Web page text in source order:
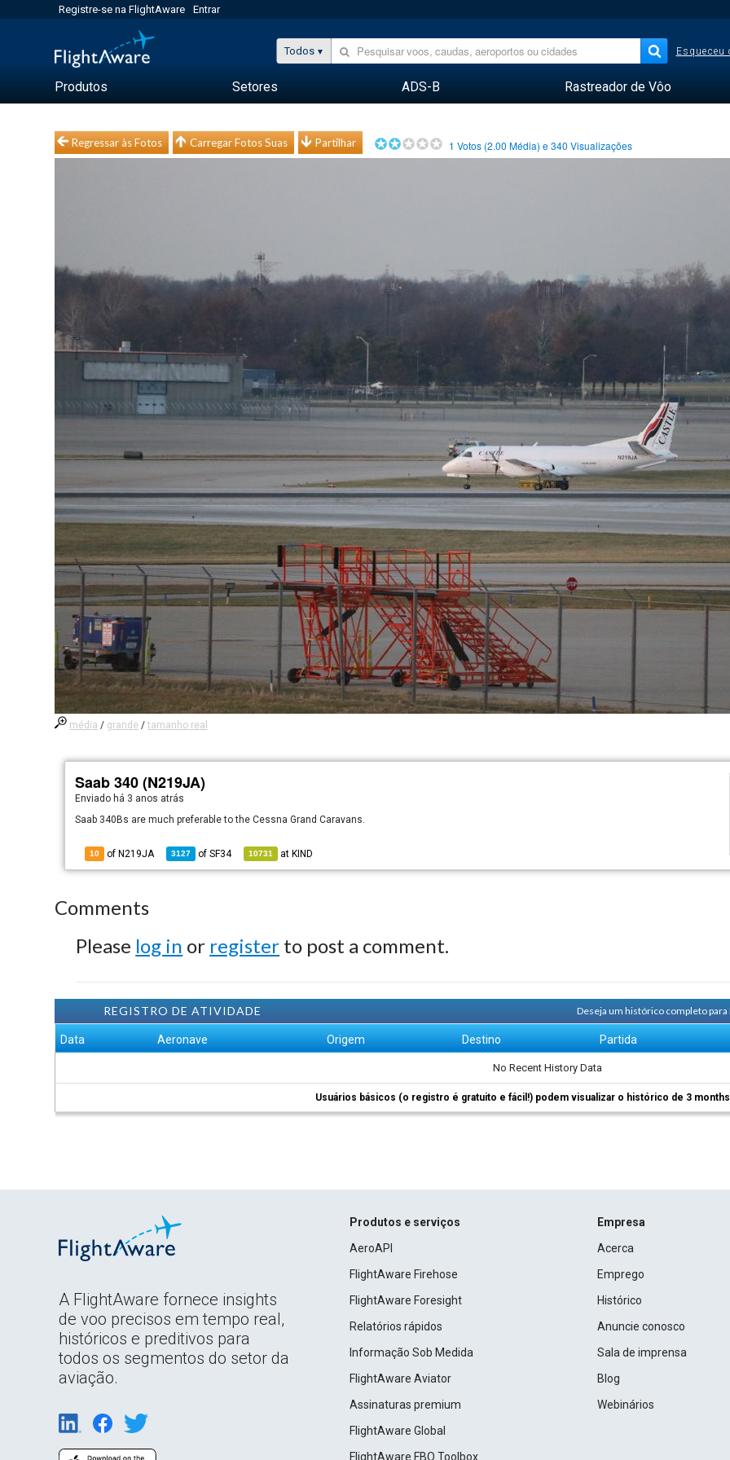
Registre-se na FlightAware Entrar
Todos Esqueceu
Produtos Setores ADS-B Rastreador de Vôo
Regressar às Fotos Carregar Fotos Suas Partilhar 1 Votos (2.00 Média) e340 Visualizações
média / grande /tamanho real
Saab 340 (N219JA)
Enviado há 3 anos atrás
Saab 340Bs are much preferable to the Cessna Grand Caravans.
10 of N219JA 3127 ofSF34 10731 at KIND
Comments
Please log in or register to post a comment.
REGISTRO DE ATIVIDADE Deseja um histórico completo
Data Aeronave Origem Destino Partida
No Recent History Data
Usuários básicos (o registro é gratuito e fácil!) podem visualizar o histórico de 3
A FlightAware fornece insights
de voo precisos em tempo real,
históricos e preditivos para
todos os segmentos do setor da
aviação.
Produtos e serviços
AeroAPI
FlightAware Firehose
FlightAware Foresight
Relatórios rápidos
Informação Sob Medida
FlightAware Aviator
Assinaturas premium
FlightAware Global
FlightAware FBO Toolbox
Empresa
Acerca
Emprego
Histórico
Anuncie conosco
Sala de imprensa
Blog
Webinários